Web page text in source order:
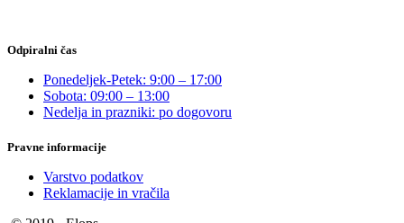
Odpiralni čas
Ponedeljek-Petek: 9:00 – 17:00
Sobota: 09:00 – 13:00
Nedelja in prazniki: po dogovoru
Pravne informacije
Varstvo podatkov
Reklamacije in vračila